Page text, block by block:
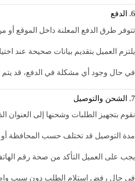
6. الدفع
تتوفر طرق الدفع المعلنة داخل الموقع أو
يلتزم العميل بتقديم بيانات صحيحة عند
في حال وجود أي مشكلة في الدفع، قد يتم
7. الشحن والتوصيل
نقوم بتجهيز الطلبات وشحنها إلى العنوان
مدة التوصيل قد تختلف حسب المحافظة
يجب على العميل التأكد من صحة رقم
في حال رفض استلام الطلب دون سبب